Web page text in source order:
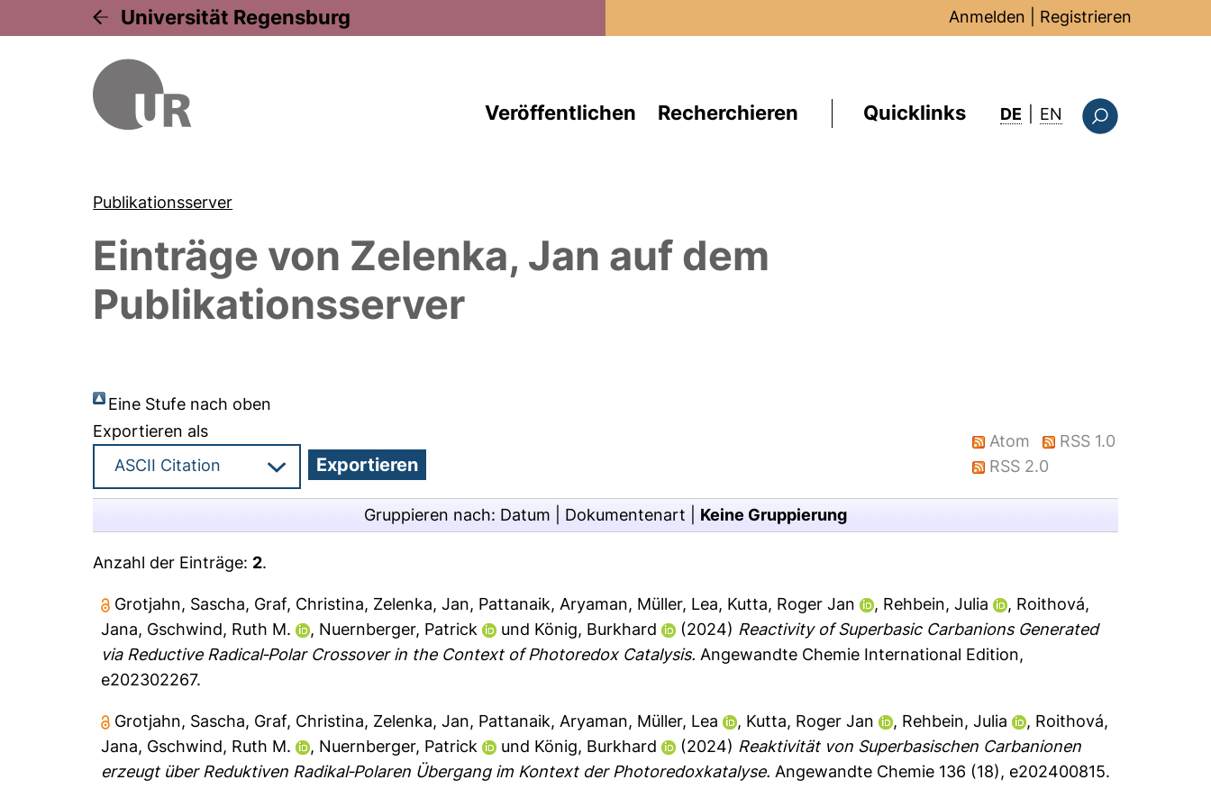
Universität Regensburg Anmelden Registrieren
Veröffentlichen Recherchieren Quicklinks DE EN : this page in
Publikationsserver
Einträge von Zelenka, Jan auf dem
Publikationsserver
Eine Stufe nach oben
Exportieren als
Atom
RSS 1.0
RSS 2.0
Gruppieren nach: Datum Dokumentenart Keine Gruppierung
Anzahl der Einträge: 2.
Grotjahn, Sascha, Graf, Christina, Zelenka, Jan, Pattanaik, Aryaman, Müller, Lea, Kutta, Roger Jan , Rehbein, Julia , Roithová,
Jana, Gschwind, Ruth M. , Nuernberger, Patrick und König, Burkhard (2024) Reactivity of Superbasic Carbanions Generated
via Reductive Radical‐Polar Crossover in the Context of Photoredox Catalysis. Angewandte Chemie International Edition,
e202302267.
Grotjahn, Sascha, Graf, Christina, Zelenka, Jan, Pattanaik, Aryaman, Müller, Lea , Kutta, Roger Jan , Rehbein, Julia , Roithová,
Jana, Gschwind, Ruth M. , Nuernberger, Patrick und König, Burkhard (2024) Reaktivität von Superbasischen Carbanionen
erzeugt über Reduktiven Radikal‐Polaren Übergang im Kontext der Photoredoxkatalyse. Angewandte Chemie 136 (18), e202400815.